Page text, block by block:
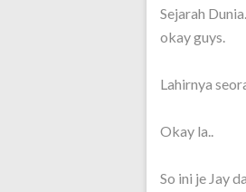
Sejarah
okay guys.
Lahirnya
Okay la..
So ini je Jay